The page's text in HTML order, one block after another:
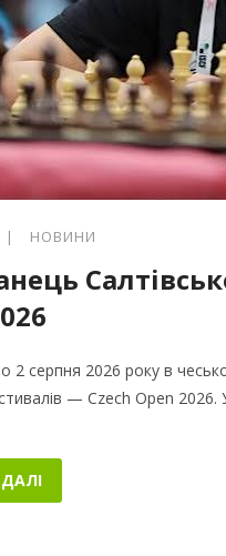
| НОВИНИ
2 серпня 2026 року в
— Czech Open 2026.